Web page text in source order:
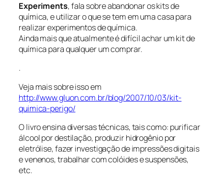
Experiments, fala sobre abandonar os kits de
química, e utilizar o que se tem em uma casa para
realizar experimentos de química.
Ainda mais que atualmente é difícil achar um kit de
química para qualquer um comprar.
.
Veja mais sobre isso em
http://www.gluon.com.br/blog/2007/10/03/kit-
quimica-perigo/
O livro ensina diversas técnicas, tais como: purificar
álcool por destilação, produzir hidrogênio por
eletrólise, fazer investigação de impressões digitais
e venenos, trabalhar com colóides e suspensões,
etc.